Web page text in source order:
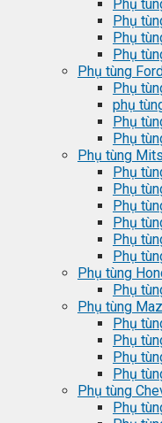
Phụ
Phụ
Phụ
Phụ
Phụ tùng
Phụ
phụ
Phụ
Phụ
Phụ tùng
Phụ
Phụ
Phụ
Phụ
Phụ
Phụ
Phụ tùng
Phụ
Phụ tùng
Phụ
Phụ
Phụ
Phụ
Phụ tùng
Phụ